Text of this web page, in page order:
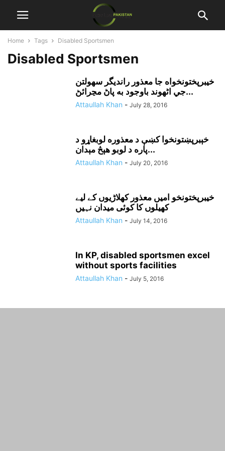
Home Tags Disabled Sportsmen
Disabled Sportsmen
خيبرپختونخواه جا معذور رانديگر سهولتن
جي اڻهوند باوجود به پاڻ مڃرائڻ...
Attaullah Khan - July 28, 2016
خېبرپښتونخوا کښې د معذوره لوبغاړو د
پاره د لوبو هېڅ مېدان...
Attaullah Khan - July 20, 2016
خیبرپختونخو امیں معذور کھلاڑیوں کے لیے
کھیلوں کا کوئی میدان نہیں
Attaullah Khan - July 14, 2016
In KP, disabled sportsmen excel
without sports facilities
Attaullah Khan - July 5, 2016